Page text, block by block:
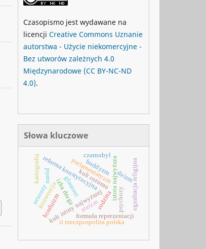
Czasopismo jest wydawane na
licencji Creative Commons Uznanie
autorstwa - Użycie niekomercyjne -
Bez utworów zależnych 4.0
Międzynarodowe (CC BY-NC-ND
4.0).
Słowa kluczowe
rodzina
reforma konstytucyjna istota najwyższa
kult istoty najwyższej
kult rozumu
ii rzeczpospolita polska
formuła reprezentacji
izba druga
parlamentaryzm
hinduizm
buddyzm
czarnobyl
konwencja
deizm
głasnost egzaltacja religijna
neurozy psychozy
ateizm
naród
kartografia